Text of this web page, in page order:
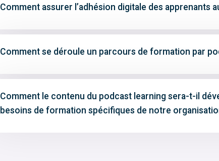
Comment assurer l’adhésion digitale des apprenants
Comment se déroule un parcours de formation par
Comment le contenu du podcast learning sera-t-il
besoins de formation spécifiques de notre